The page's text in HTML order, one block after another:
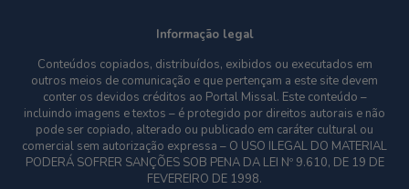
Informação legal
Conteúdos copiados, distribuídos, exibidos ou executados em
outros meios de comunicação e que pertençam a este site devem
conter os devidos créditos ao Portal Missal. Este conteúdo –
incluindo imagens e textos – é protegido por direitos autorais e não
pode ser copiado, alterado ou publicado em caráter cultural ou
comercial sem autorização expressa – O USO ILEGAL DO MATERIAL
PODERÁ SOFRER SANÇÕES SOB PENA DA LEI Nº 9.610, DE 19 DE
FEVEREIRO DE 1998.